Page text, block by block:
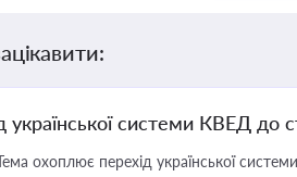
української системи КВЕД до
охоплює перехід української